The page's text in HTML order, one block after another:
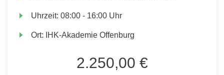
Uhrzeit:08:00 - 16:00 Uhr
Ort: IHK-Akademie Offenburg
2.250,00 €